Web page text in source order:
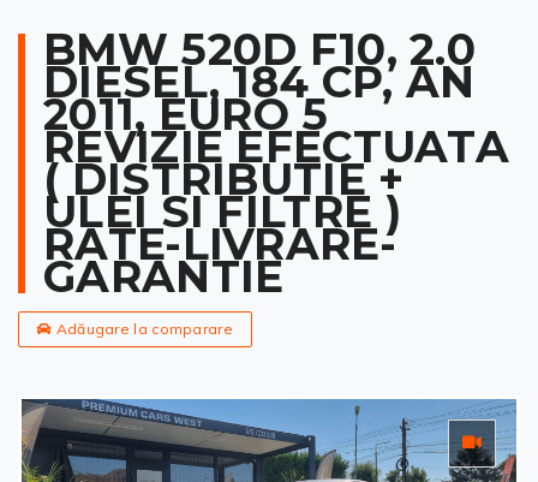
BMW 520D F10, 2.0
DIESEL, 184 CP, AN
2011, EURO 5
REVIZIE EFECTUATA
( DISTRIBUTIE +
ULEI SI FILTRE )
RATE-LIVRARE-
GARANTIE
Adăugare la comparare